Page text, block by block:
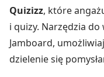
Quizizz, które
i quizy. Narzędzia do
Jamboard,
dzielenie się